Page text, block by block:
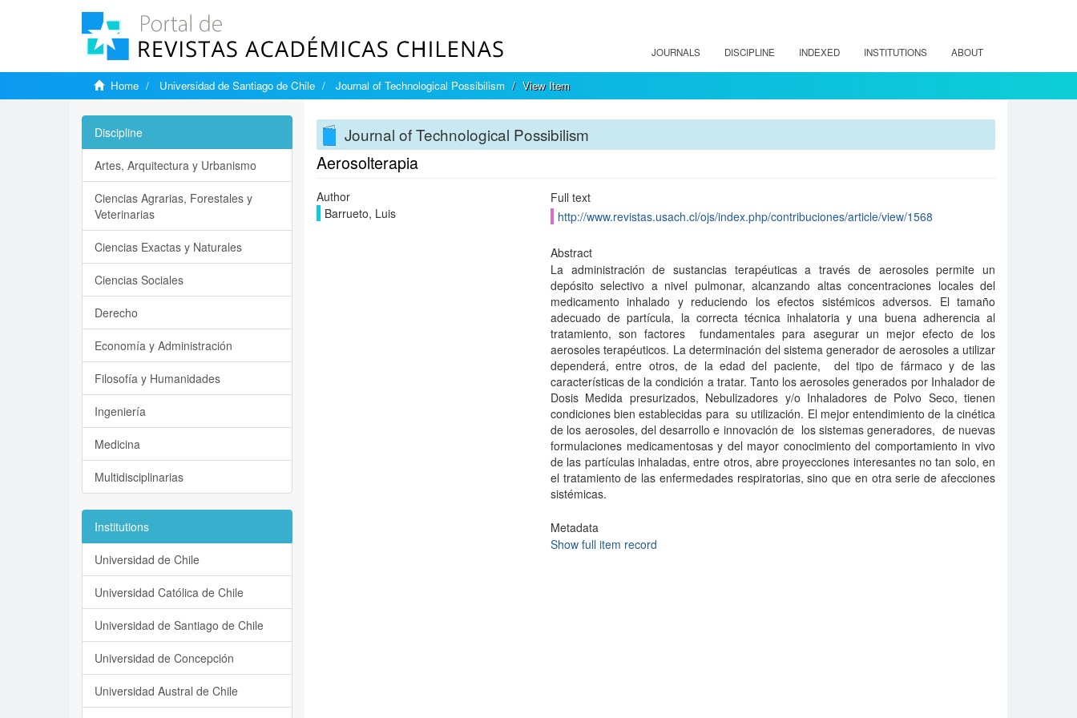
JOURNALS DISCIPLINE INDEXED INSTITUTIONS ABOUT
Home Universidad de Santiago de Chile Journal of Technological Possibilism View Item
Journal of Technological Possibilism
Aerosolterapia
Author
Barrueto, Luis
Full text
http://www.revistas.usach.cl/ojs/index.php/contribuciones/article/view/1568
Abstract
La administración de sustancias terapéuticas a través de aerosoles permite un
depósito selectivo a nivel pulmonar, alcanzando altas concentraciones locales del
medicamento inhalado y reduciendo los efectos sistémicos adversos. El tamaño
adecuado de partícula, la correcta técnica inhalatoria y una buena adherencia al
tratamiento, son factores fundamentales para asegurar un mejor efecto de los
aerosoles terapéuticos. La determinación del sistema generador de aerosoles a utilizar
dependerá, entre otros, de la edad del paciente, del tipo de fármaco y de las
características de la condición a tratar. Tanto los aerosoles generados por Inhalador de
Dosis Medida presurizados, Nebulizadores y/o Inhaladores de Polvo Seco, tienen
condiciones bien establecidas para su utilización. El mejor entendimiento de la cinética
de los aerosoles, del desarrollo e innovación de los sistemas generadores, de nuevas
formulaciones medicamentosas y del mayor conocimiento del comportamiento in vivo
de las partículas inhaladas, entre otros, abre proyecciones interesantes no tan solo, en
el tratamiento de las enfermedades respiratorias, sino que en otra serie de afecciones
sistémicas.
Metadata
Show full item record
Discipline
Artes, Arquitectura y Urbanismo
Ciencias Agrarias, Forestales y
Veterinarias
Ciencias Exactas y Naturales
Ciencias Sociales
Derecho
Economía y Administración
Filosofía y Humanidades
Ingeniería
Medicina
Multidisciplinarias
Institutions
Universidad de Chile
Universidad Católica de Chile
Universidad de Santiago de Chile
Universidad de Concepción
Universidad Austral de Chile